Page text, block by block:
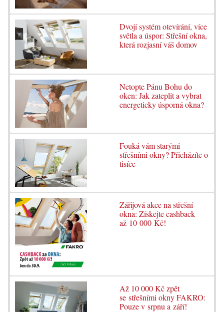
Dvojí systém otevírání, více
světla a úspor: Střešní okna,
která rozjasní váš domov
Netopte Pánu Bohu do
oken: Jak zateplit a vybrat
energeticky úsporná okna?
Fouká vám starými
střešními okny? Přicházíte o
tisíce
Zářijová akce na střešní
okna: Získejte cashback
až 10 000 Kč!
Až 10 000 Kč zpět
se střešními okny FAKRO:
Pouze v srpnu a září!